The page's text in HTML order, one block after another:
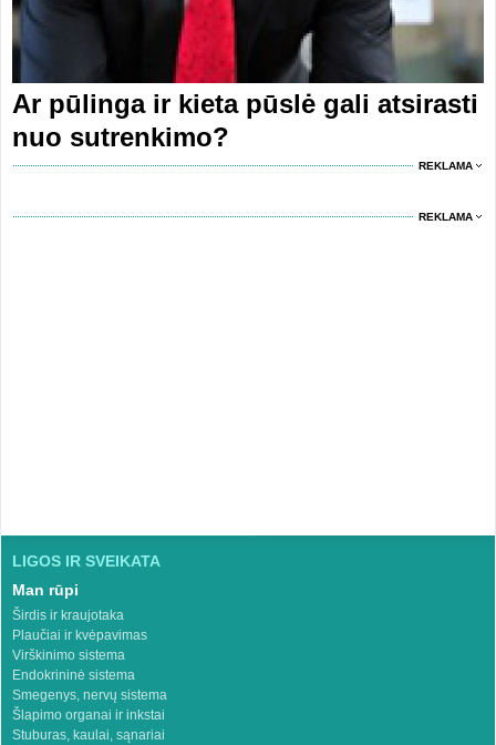
Ar pūlinga ir kieta pūslė gali atsirasti
nuo sutrenkimo?
REKLAMA
REKLAMA
LIGOS IR SVEIKATA
Man rūpi
Širdis ir kraujotaka
Plaučiai ir kvėpavimas
Virškinimo sistema
Endokrininė sistema
Smegenys, nervų sistema
Šlapimo organai ir inkstai
Stuburas, kaulai, sąnariai